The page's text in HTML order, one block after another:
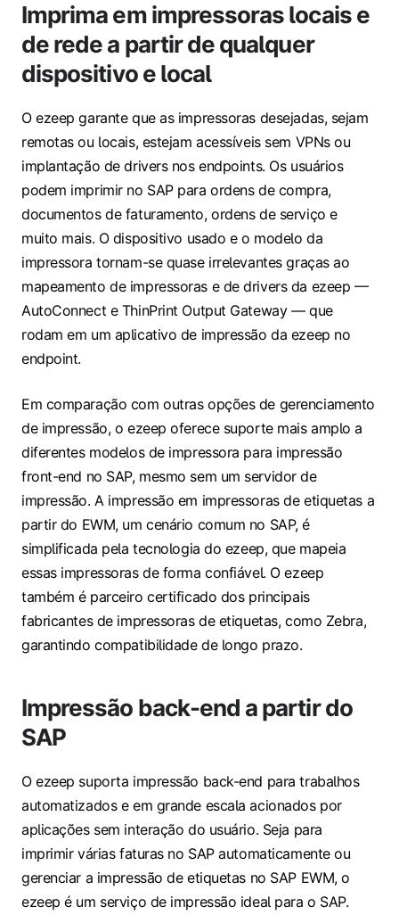
Imprima em impressoras locais e
de rede a partir de qualquer
dispositivo e local
O ezeep garante que as impressoras desejadas, sejam
remotas ou locais, estejam acessíveis sem VPNs ou
implantação de drivers nos endpoints. Os usuários
podem imprimir no SAP para ordens de compra,
documentos de faturamento, ordens de serviço e
muito mais. O dispositivo usado e o modelo da
impressora tornam-se quase irrelevantes graças ao
mapeamento de impressoras e de drivers da ezeep —
AutoConnect e ThinPrint Output Gateway — que
rodam em um aplicativo de impressão da ezeep no
endpoint.
Em comparação com outras opções de gerenciamento
de impressão, o ezeep oferece suporte mais amplo a
diferentes modelos de impressora para impressão
front-end no SAP, mesmo sem um servidor de
impressão. A impressão em impressoras de etiquetas a
partir do EWM, um cenário comum no SAP, é
simplificada pela tecnologia do ezeep, que mapeia
essas impressoras de forma confiável. O ezeep
também é parceiro certificado dos principais
fabricantes de impressoras de etiquetas, como Zebra,
garantindo compatibilidade de longo prazo.
Impressão back-end a partir do
SAP
O ezeep suporta impressão back-end para trabalhos
automatizados e em grande escala acionados por
aplicações sem interação do usuário. Seja para
imprimir várias faturas no SAP automaticamente ou
gerenciar a impressão de etiquetas no SAP EWM, o
ezeep é um serviço de impressão ideal para o SAP.